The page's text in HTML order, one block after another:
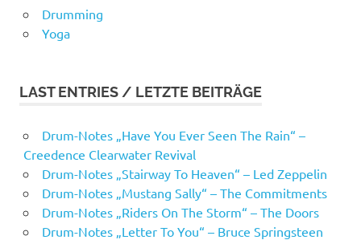
Drumming
Yoga
LAST ENTRIES / LETZTE BEITRÄGE
Drum-Notes „Have You Ever Seen The Rain“ –
Creedence Clearwater Revival
Drum-Notes „Stairway To Heaven“ – Led Zeppelin
Drum-Notes „Mustang Sally“ – The Commitments
Drum-Notes „Riders On The Storm“ – The Doors
Drum-Notes „Letter To You“ – Bruce Springsteen